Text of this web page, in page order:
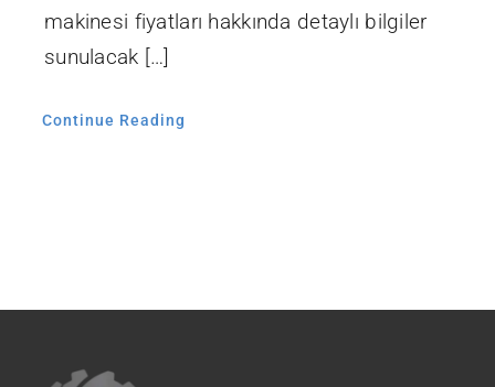
makinesi fiyatları hakkında detaylı bilgiler
sunulacak […]
Continue Reading